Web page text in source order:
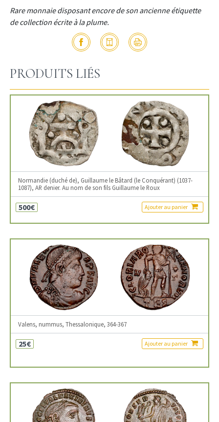
Rare monnaie disposant encore de son ancienne étiquette
de collection écrite à la plume.
PRODUITS LIÉS
Normandie (duché de), Guillaume le Bâtard (le Conquérant) (1037-
1087), AR denier. Au nom de son fils Guillaume le Roux
500€ Ajouter au panier
Valens, nummus, Thessalonique, 364-367
25€ Ajouter au panier